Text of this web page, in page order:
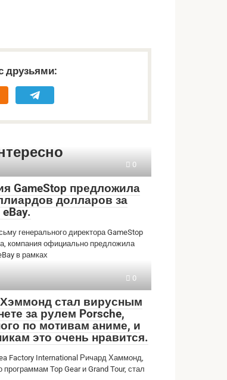
друзьями:
0
GameStop предложила
долларов за
генерального директора GameStop
компания официально предложила
в рамках
0
стал вирусным
за рулем Porsche,
по мотивам аниме, и
это очень нравится.
Factory International Ричард Хаммонд,
программам Top Gear и Grand Tour, стал